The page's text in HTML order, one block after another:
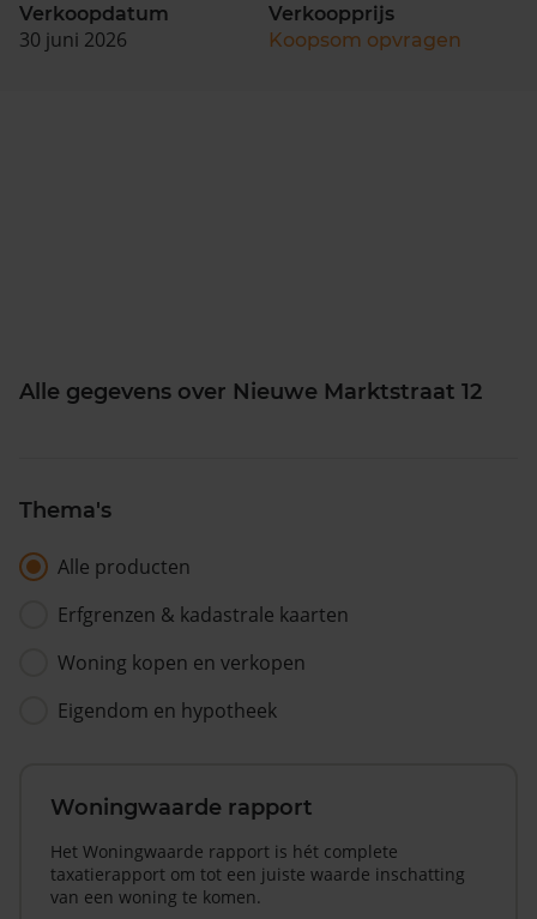
Verkoopdatum
30 juni 2026
Verkoopprijs
Koopsom opvragen
Alle gegevens over Nieuwe Marktstraat 12
Thema's
Alle producten
Erfgrenzen & kadastrale kaarten
Woning kopen en verkopen
Eigendom en hypotheek
Woningwaarde rapport
Het Woningwaarde rapport is hét complete
taxatierapport om tot een juiste waarde inschatting
van een woning te komen.